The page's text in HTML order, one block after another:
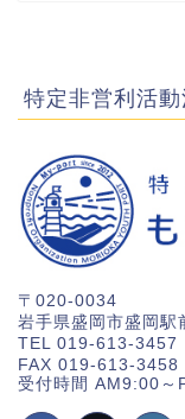
特定非営利活
〒020-0034
岩手県盛岡市盛岡
TEL 019-613-3457
FAX 019-613-3458
受付時間 AM9:00～